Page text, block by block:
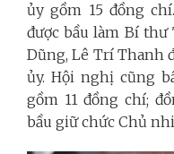
ủy gồm 15 đồng
được bầu làm Bí thư
Dũng, Lê Trí Thanh
ủy. Hội nghị cũng
gồm 11 đồng chí;
bầu giữ chức Chủ